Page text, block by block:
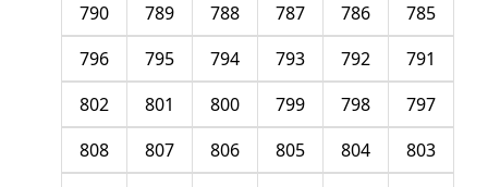
785
786
787
788
789
790
791
792
793
794
795
796
797
798
799
800
801
802
803
804
805
806
807
808